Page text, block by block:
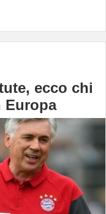
ecco chi
Europa